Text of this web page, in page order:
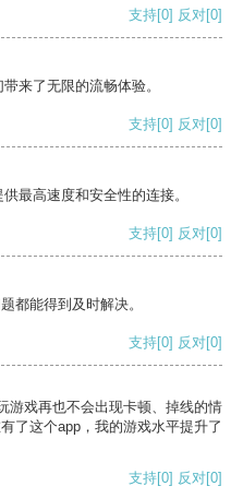
支持[0] 反对[0]
来了无限的流畅体验。
支持[0] 反对[0]
最高速度和安全性的连接。
支持[0] 反对[0]
都能得到及时解决。
支持[0] 反对[0]
游戏再也不会出现卡顿、掉线的情
了这个app，我的游戏水平提升了
支持[0] 反对[0]